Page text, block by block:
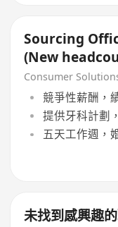
Sourcing
(New
競爭性薪酬，
提供牙科計劃
五天工作週，
未找到感興趣